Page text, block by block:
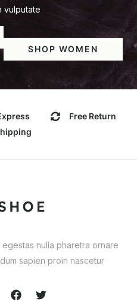
vulputate
SHOP WOMEN
Free Return
nulla pharetra ornare
sapien proin nascetur